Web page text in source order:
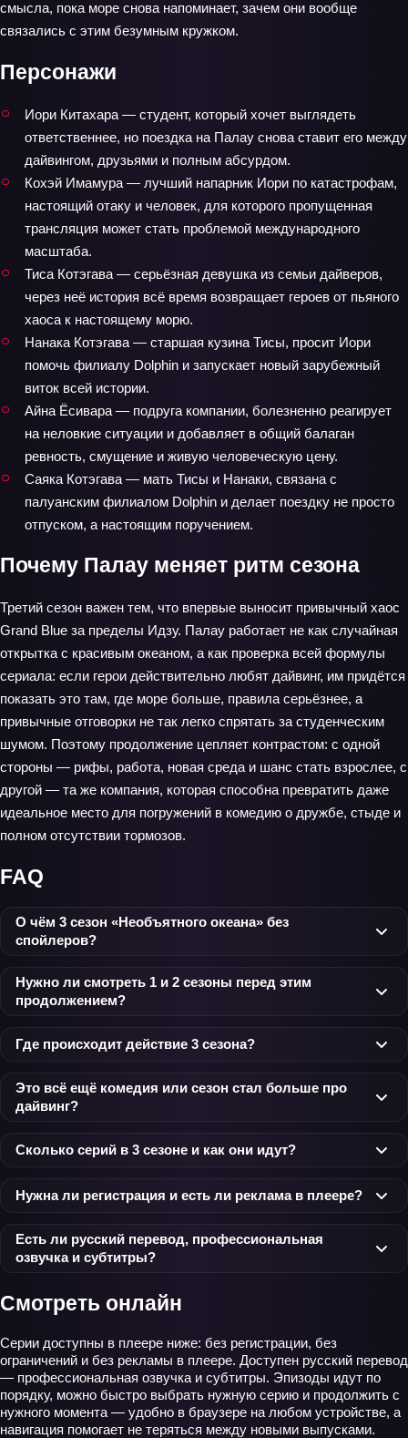
смысла, пока море снова напоминает, зачем они вообще
связались с этим безумным кружком.
Персонажи
Иори Китахара — студент, который хочет выглядеть
ответственнее, но поездка на Палау снова ставит его между
дайвингом, друзьями и полным абсурдом.
Кохэй Имамура — лучший напарник Иори по катастрофам,
настоящий отаку и человек, для которого пропущенная
трансляция может стать проблемой международного
масштаба.
Тиса Котэгава — серьёзная девушка из семьи дайверов,
через неё история всё время возвращает героев от пьяного
хаоса к настоящему морю.
Нанака Котэгава — старшая кузина Тисы, просит Иори
помочь филиалу Dolphin и запускает новый зарубежный
виток всей истории.
Айна Ёсивара — подруга компании, болезненно реагирует
на неловкие ситуации и добавляет в общий балаган
ревность, смущение и живую человеческую цену.
Саяка Котэгава — мать Тисы и Нанаки, связана с
палуанским филиалом Dolphin и делает поездку не просто
отпуском, а настоящим поручением.
Почему Палау меняет ритм сезона
Третий сезон важен тем, что впервые выносит привычный хаос
Grand Blue за пределы Идзу. Палау работает не как случайная
открытка с красивым океаном, а как проверка всей формулы
сериала: если герои действительно любят дайвинг, им придётся
показать это там, где море больше, правила серьёзнее, а
привычные отговорки не так легко спрятать за студенческим
шумом. Поэтому продолжение цепляет контрастом: с одной
стороны — рифы, работа, новая среда и шанс стать взрослее, с
другой — та же компания, которая способна превратить даже
идеальное место для погружений в комедию о дружбе, стыде и
полном отсутствии тормозов.
FAQ
О чём 3 сезон «Необъятного океана» без
спойлеров?
Нужно ли смотреть 1 и 2 сезоны перед этим
продолжением?
Где происходит действие 3 сезона?
Это всё ещё комедия или сезон стал больше про
дайвинг?
Сколько серий в 3 сезоне и как они идут?
Нужна ли регистрация и есть ли реклама в плеере?
Есть ли русский перевод, профессиональная
озвучка и субтитры?
Смотреть онлайн
Серии доступны в плеере ниже: без регистрации, без
ограничений и без рекламы в плеере. Доступен русский перевод
— профессиональная озвучка и субтитры. Эпизоды идут по
порядку, можно быстро выбрать нужную серию и продолжить с
нужного момента — удобно в браузере на любом устройстве, а
навигация помогает не теряться между новыми выпусками.